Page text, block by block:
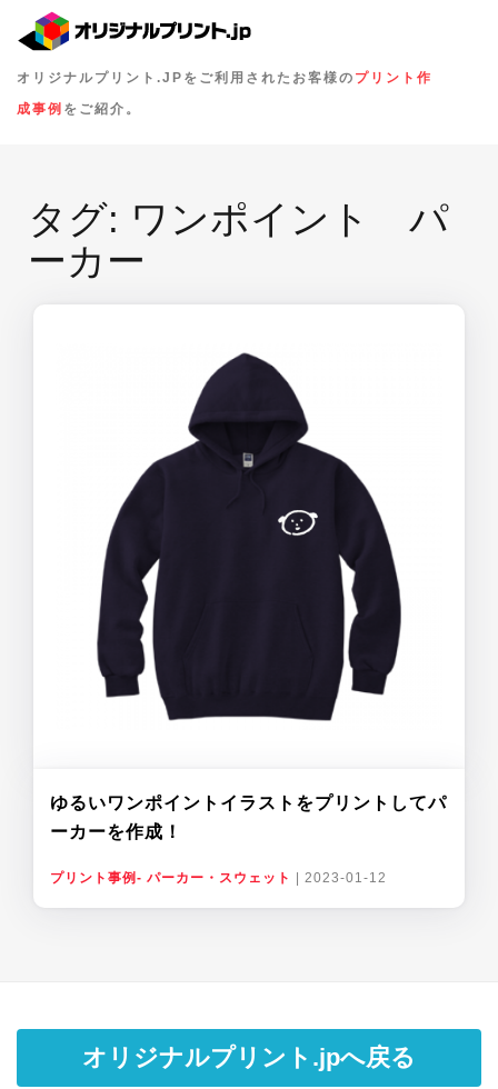
オリジナルプリント.JPをご利用されたお客様の プリント作
成事例 をご紹介。
タグ: ワンポイント パ
ーカー
ゆるいワンポイントイラストをプリントしてパ
ーカーを作成！
プリント事例- パーカー・スウェット 2023-01-12
オリジナルプリント.jpへ戻る